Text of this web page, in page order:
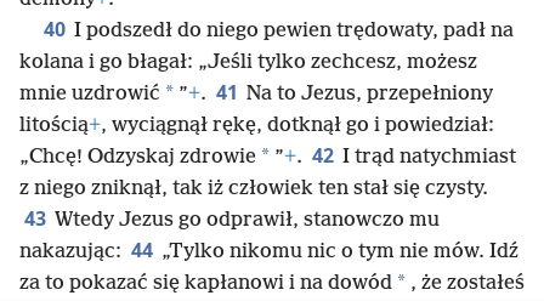
40 I podszedł do niego pewien trędowaty, padł na
kolana i go błagał: „Jeśli tylko zechcesz, możesz
mnie uzdrowić * ”+. 41 Na to Jezus, przepełniony
litością+, wyciągnął rękę, dotknął go i powiedział:
„Chcę! Odzyskaj zdrowie * ”+. 42 I trąd natychmiast
z niego zniknął, tak iż człowiek ten stał się czysty.
43 Wtedy Jezus go odprawił, stanowczo mu
nakazując: 44 „Tylko nikomu nic o tym nie mów. Idź
za to pokazać się kapłanowi i na dowód * , że zostałeś